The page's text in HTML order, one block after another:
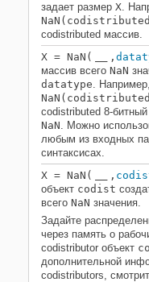
задает размер X.
codistributed массив.
X = NaN( ,
массив всего NaN
datatype. Например,
codistributed 8-
NaN. Можно
любым из входных
синтаксисах.
X = NaN( ,
объект codist
всего NaN значения.
Задайте
через память о
codistributor объект
дополнительной
codistributors,